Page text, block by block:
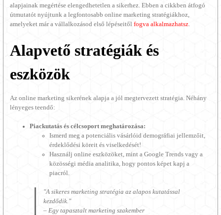
alapjainak megértése elengedhetetlen a sikerhez. Ebben a cikkben átfogó
útmutatót nyújtunk a legfontosabb online marketing stratégiákhoz,
amelyeket már a vállalkozásod első lépéseitőlfogva alkalmazhatsz.
Alapvető stratégiák és
eszközök
Az online marketing sikerének alapja a jól megtervezett stratégia. Néhány
lényeges teendő:
Piackutatás és célcsoport meghatározása:
Ismerd meg a potenciális vásárlóid demográfiai jellemzőit,
érdeklődési köreit és viselkedését!
Használj online eszközöket, mint a Google Trends vagy a
közösségi média analitika, hogy pontos képet kapj a
piacról.
"A sikeres marketing stratégia az alapos kutatással
kezdődik."
– Egy tapasztalt marketing szakember